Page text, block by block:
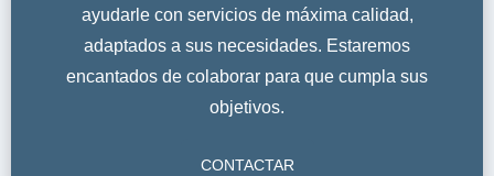
ayudarle con servicios de máxima calidad,
adaptados a sus necesidades. Estaremos
encantados de colaborar para que cumpla sus
objetivos.
CONTACTAR